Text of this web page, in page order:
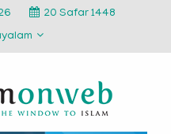
20 Safar 1448